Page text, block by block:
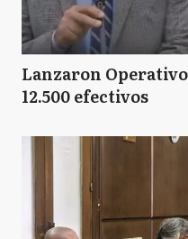
Lanzaron Operativo
12.500 efectivos